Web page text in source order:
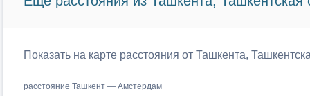
Показать на карте расстояния от Ташкента,
расстояние Ташкент — Амстердам